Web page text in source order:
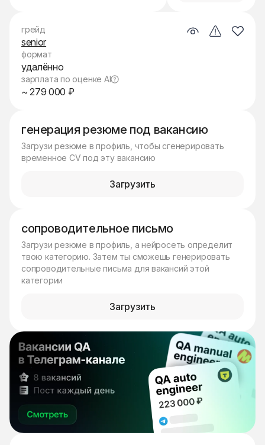
генерация резюме под вакансию
Загрузи резюме в профиль, чтобы сгенерировать
временное CV под эту вакансию
Загрузить
сопроводительное письмо
Загрузи резюме в профиль, а нейросеть определит
твою категорию. Затем ты сможешь генерировать
сопроводительные письма для вакансий этой
категории
Загрузить
грейд
senior
формат
удалённо
зарплата по оценке AI
~ 279 000 ₽